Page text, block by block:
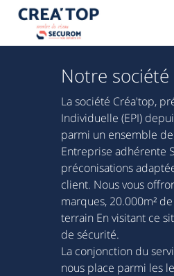
Notre société
La société Créa'top,
Individuelle (EPI)
parmi un ensemble
Entreprise adhérente
préconisations
client. Nous vous
marques, 20.000m²
terrain En visitant ce
de sécurité.
La conjonction du
nous place parmi les